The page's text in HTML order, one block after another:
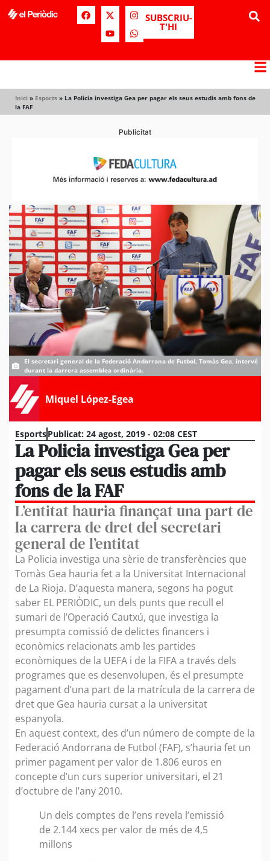
SUBSCRIU-
T'HI
Inici » Esports » La Policia investiga Gea per pagar els seus estudis amb fons de
la FAF
Publicitat
El secretari general de la Federació Andorrana de Futbol, Tomàs Gea, intervé
durant la darrera assemblea ordinària.
Miquel López-Egea
EsportsPublicat: 24 agost, 2019 - 02:08 CEST
La Policia investiga Gea per
pagar els seus estudis amb
fons de la FAF
L’entitat hauria finançat una part de
la carrera de dret del secretari
general de l’entitat
La Policia investiga una sèrie de transferències que
Tomàs Gea hauria fet a la Universitat Internacional
de La Rioja. D’aquesta manera, segons ha pogut
saber EL PERIÒDIC, un dels punts que recull el
sumari de l’Operació Cautxú, que investiga la
presumpta comissió de delictes financers i
econòmics relacionats amb les partides
econòmiques de la UEFA i de la FIFA a través dels
programes que es desenvolupen, és el presumpte
pagament d’una part de la matrícula de la carrera de
dret que Gea hauria cursat a la universitat
espanyola.
En aquest context, des d’un número de compte de la
Federació Andorrana de Futbol (FAF), s’hauria fet un
primer pagament per valor de 1.806 euros en
concepte d’un curs superior universitari, el 21
d’octubre de l’any 2010.
Un dels comptes de l’ens revela l’emissió
de 2.144 xecs per valor de més de 4,5
millons